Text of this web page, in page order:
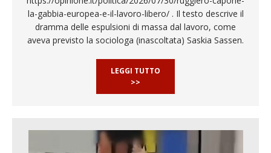
la-gabbia-europea-e-il-lavoro-libero/ . Il testo descrive il
dramma delle espulsioni di massa dal lavoro, come
aveva previsto la sociologa (inascoltata) Saskia Sassen.
LEGGI TUTTO
>>